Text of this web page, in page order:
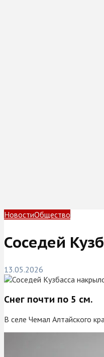
НовостиОбщество
Соседей
13.05.2026
Снег почти по 5 см.
В селе Чемал Алтайского